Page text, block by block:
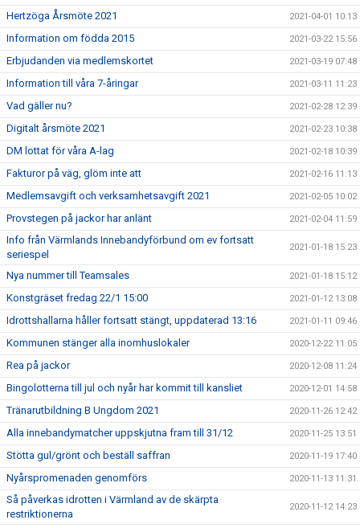
Hertzöga Årsmöte 2021 2021-04-01 10:13
Information om födda 2015 2021-03-22 15:56
Erbjudanden via medlemskortet 2021-03-19 07:48
Information till våra 7-åringar 2021-03-11 11:23
Vad gäller nu? 2021-02-28 12:39
Digitalt årsmöte 2021 2021-02-23 10:38
DM lottat för våra A-lag 2021-02-18 10:39
Fakturor på väg, glöm inte att 2021-02-16 11:13
Medlemsavgift och verksamhetsavgift 2021 2021-02-05 10:02
Provstegen på jackor har anlänt 2021-02-04 11:59
Info från Värmlands Innebandyförbund om ev fortsatt
seriespel
2021-01-18 15:23
Nya nummer till Teamsales 2021-01-18 15:12
Konstgräset fredag 22/1 15:00 2021-01-12 13:08
Idrottshallarna håller fortsatt stängt, uppdaterad 13:16 2021-01-11 09:46
Kommunen stänger alla inomhuslokaler 2020-12-22 11:05
Rea på jackor 2020-12-08 11:24
Bingolotterna till jul och nyår har kommit till kansliet 2020-12-01 14:58
Tränarutbildning B Ungdom 2021 2020-11-26 12:42
Alla innebandymatcher uppskjutna fram till 31/12 2020-11-25 13:51
Stötta gul/grönt och beställ saffran 2020-11-19 17:40
Nyårspromenaden genomförs 2020-11-13 11:31
Så påverkas idrotten i Värmland av de skärpta
restriktionerna
2020-11-12 14:23